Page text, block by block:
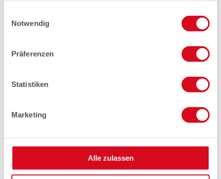
Notwendig
Präferenzen
Statistiken
Marketing
Alle zulassen